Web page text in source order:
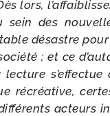
lors,
des
désastre
; et ce
s’effectue
récréa­tive,
acteurs